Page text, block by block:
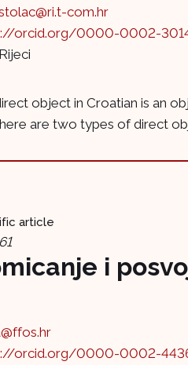
com.hr
orcid.org/0000-0002-
object in Croatian is an
are two types of direct
article
i
orcid.org/0000-0002-